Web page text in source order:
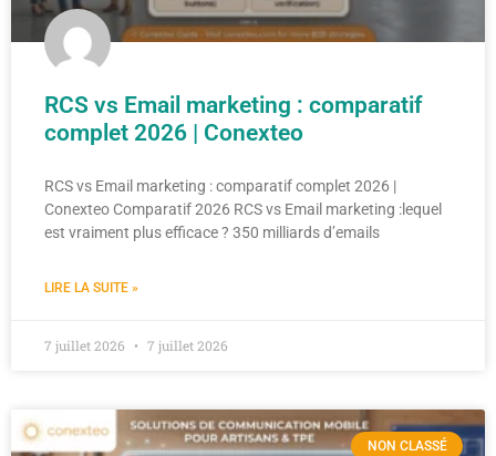
RCS vs Email marketing : comparatif
complet 2026 | Conexteo
RCS vs Email marketing : comparatif complet 2026 |
Conexteo Comparatif 2026 RCS vs Email marketing :lequel
est vraiment plus efficace ? 350 milliards d’emails
LIRE LA SUITE »
7 juillet 2026 7 juillet 2026
NON CLASSÉ